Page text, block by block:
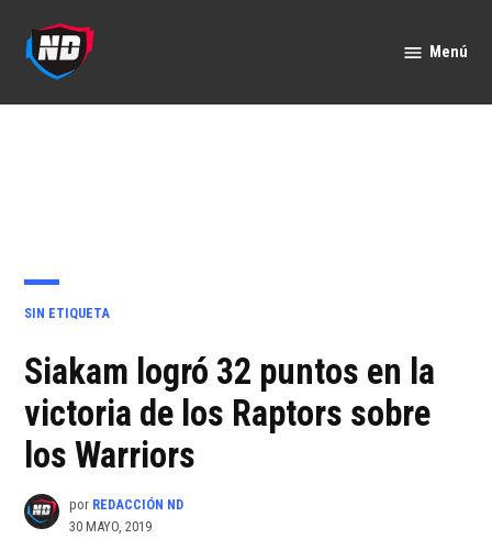
contenido
Menú
PUBLICADO
SIN ETIQUETA
Siakam logró 32 puntos en la
victoria de los Raptors sobre
los Warriors
por REDACCIÓN ND
30 MAYO, 2019